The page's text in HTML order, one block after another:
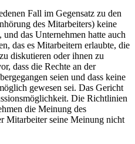
Fall im Gegensatz zu den
des Mitarbeiters) keine
das Unternehmen hatte auch
das es Mitarbeitern erlaubte, die
diskutieren oder ihnen zu
dass die Rechte an der
seien und dass keine
gewesen sei. Das Gericht
Die Richtlinien
die Meinung des
Mitarbeiter seine Meinung nicht